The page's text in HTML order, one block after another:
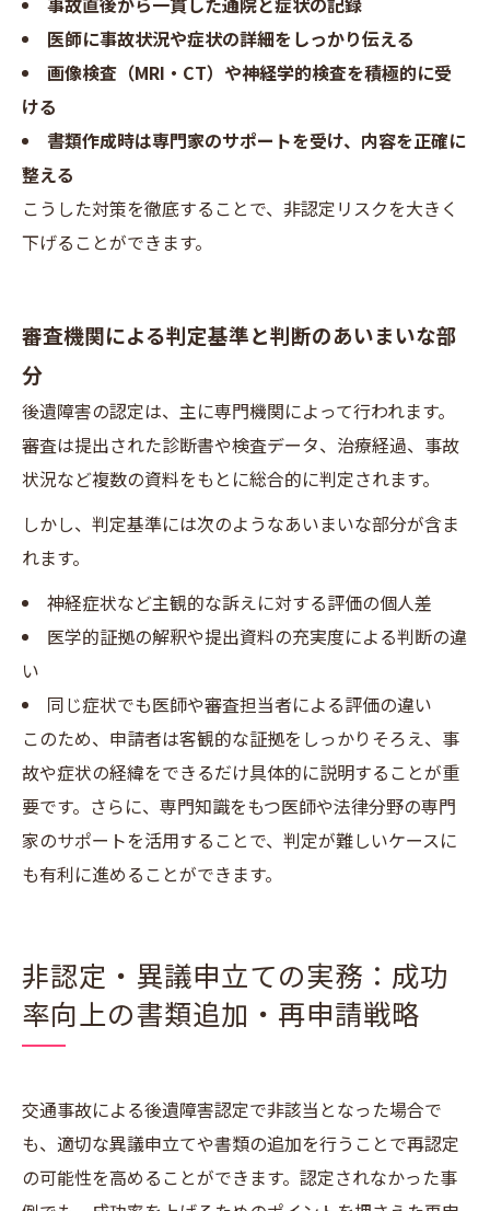
医師に事故状況や症状の詳細をしっかり伝える
画像検査（MRI・CT）や神経学的検査を積極的に受
ける
書類作成時は専門家のサポートを受け、内容を正確に
整える
こうした対策を徹底することで、非認定リスクを大きく
下げることができます。
審査機関による判定基準と判断のあいまいな部
分
後遺障害の認定は、主に専門機関によって行われます。
審査は提出された診断書や検査データ、治療経過、事故
状況など複数の資料をもとに総合的に判定されます。
しかし、判定基準には次のようなあいまいな部分が含ま
れます。
神経症状など主観的な訴えに対する評価の個人差
医学的証拠の解釈や提出資料の充実度による判断の違
い
同じ症状でも医師や審査担当者による評価の違い
このため、申請者は客観的な証拠をしっかりそろえ、事
故や症状の経緯をできるだけ具体的に説明することが重
要です。さらに、専門知識をもつ医師や法律分野の専門
家のサポートを活用することで、判定が難しいケースに
も有利に進めることができます。
非認定・異議申立ての実務：成功
率向上の書類追加・再申請戦略
交通事故による後遺障害認定で非該当となった場合で
も、適切な異議申立てや書類の追加を行うことで再認定
の可能性を高めることができます。認定されなかった事